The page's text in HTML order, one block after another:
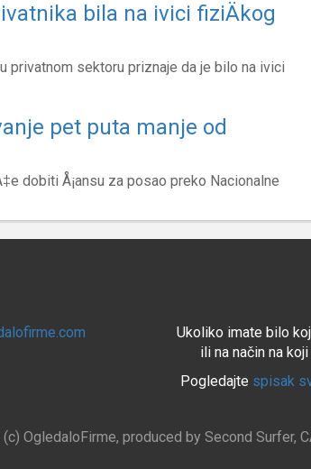
bila na ivici fiziÄkog
sektoru priznaje da je bilo na ivici
pet puta manje od
dobiti Å¡ansu za posao preko Nacionalne
Ukoliko imate bilo
ili na način na
Pogledajte spisak
OgledaloFirme, produced by Second Surfer,